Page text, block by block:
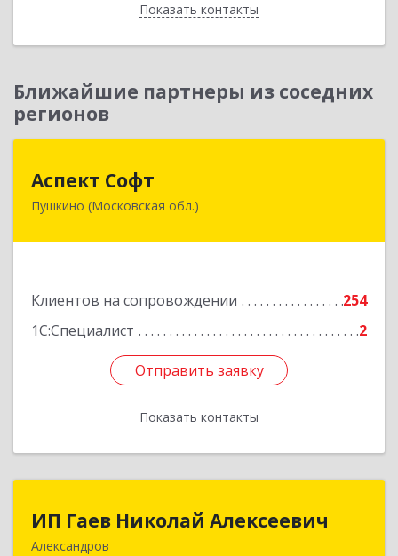
Показать контакты
Назад
Ближайшие партнеры из соседних
регионов
Аспект Софт
Пушкино (Московская обл.)
Клиентов на сопровождении
254
1С:Специалист
2
Отправить заявку
Показать контакты
141205, Московская обл, Пушкинский р-н,
Отправить заявку
Назад
ИП Гаев Николай Алексеевич
Александров
ИП Гаев Николай Алексеевич
601650, Владимирская обл, Александровский р-